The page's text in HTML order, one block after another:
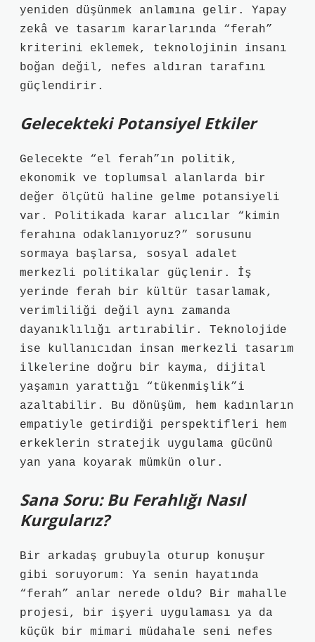
yeniden düşünmek anlamına gelir. Yapay
zekâ ve tasarım kararlarında “ferah”
kriterini eklemek, teknolojinin insanı
boğan değil, nefes aldıran tarafını
güçlendirir.
Gelecekteki Potansiyel Etkiler
Gelecekte “el ferah”ın politik,
ekonomik ve toplumsal alanlarda bir
değer ölçütü haline gelme potansiyeli
var. Politikada karar alıcılar “kimin
ferahına odaklanıyoruz?” sorusunu
sormaya başlarsa, sosyal adalet
merkezli politikalar güçlenir. İş
yerinde ferah bir kültür tasarlamak,
verimliliği değil aynı zamanda
dayanıklılığı artırabilir. Teknolojide
ise kullanıcıdan insan merkezli tasarım
ilkelerine doğru bir kayma, dijital
yaşamın yarattığı “tükenmişlik”i
azaltabilir. Bu dönüşüm, hem kadınların
empatiyle getirdiği perspektifleri hem
erkeklerin stratejik uygulama gücünü
yan yana koyarak mümkün olur.
Sana Soru: Bu Ferahlığı Nasıl
Kurgularız?
Bir arkadaş grubuyla oturup konuşur
gibi soruyorum: Ya senin hayatında
“ferah” anlar nerede oldu? Bir mahalle
projesi, bir işyeri uygulaması ya da
küçük bir mimari müdahale seni nefes